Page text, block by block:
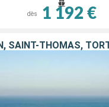
dès 1 192 €